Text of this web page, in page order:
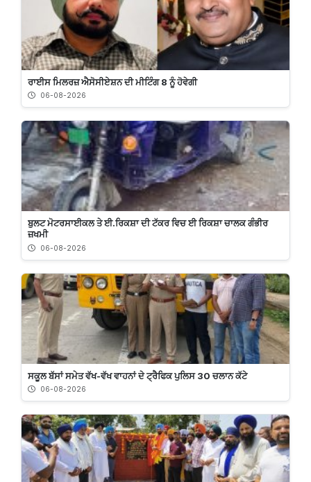
ਰਾਈਸ ਮਿਲਰਜ਼ ਐਸੋਸੀਏਸ਼ਨ ਦੀ ਮੀਟਿੰਗ 8 ਨੂੰ ਹੋਵੇਗੀ
06-08-2026
ਬੁਲਟ ਮੋਟਰਸਾਈਕਲ ਤੇ ਈ.ਰਿਕਸ਼ਾ ਦੀ ਟੱਕਰ ਵਿਚ ਈ ਰਿਕਸ਼ਾ ਚਾਲਕ ਗੰਭੀਰ
ਜ਼ਖਮੀ
06-08-2026
ਸਕੂਲ ਬੱਸਾਂ ਸਮੇਤ ਵੱਖ-ਵੱਖ ਵਾਹਨਾਂ ਦੇ ਟ੍ਰੈਫਿਕ ਪੁਲਿਸ 30 ਚਲਾਨ ਕੱਟੇ
06-08-2026